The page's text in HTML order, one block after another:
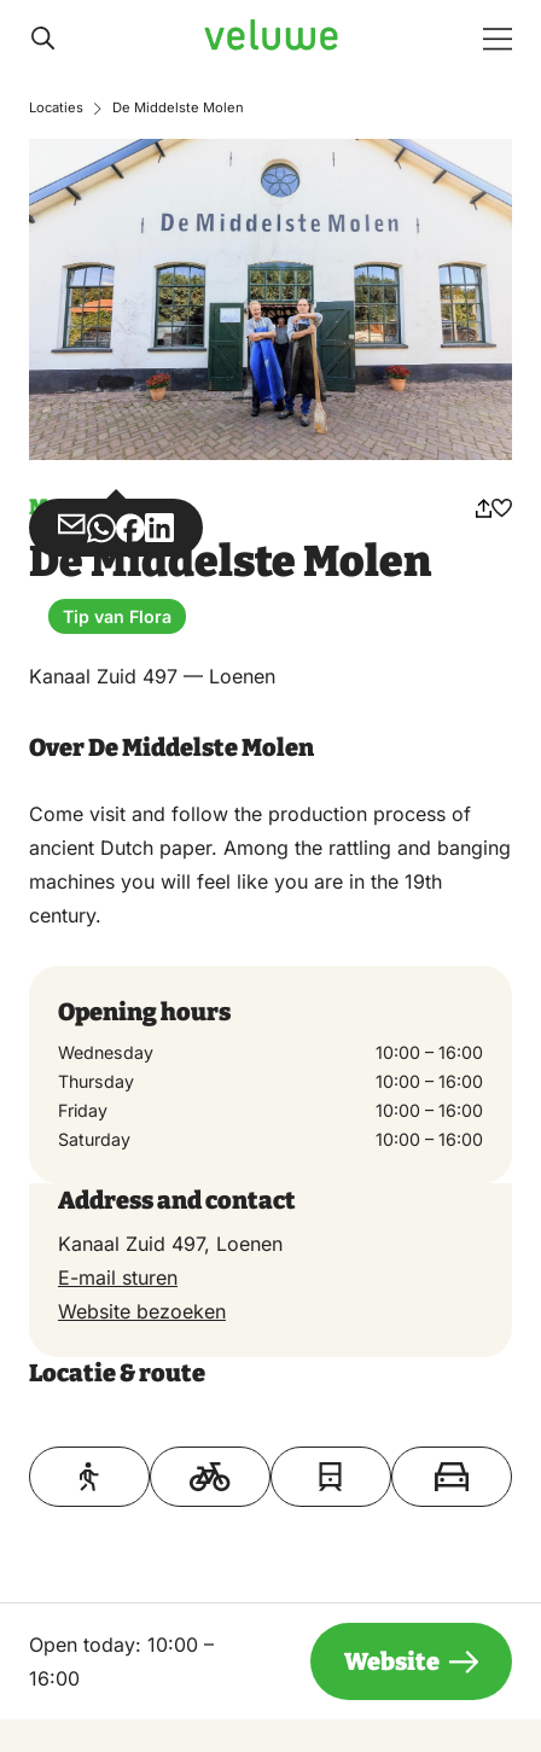
Veluwe
Locaties De Middelste Molen
Museum
Share
via
Email
Share
via
WhatsApp
Share
on
Facebook
Share
on
LinkedIn
De Middelste Molen
Tip van Flora
Kanaal Zuid 497 — Loenen
Over De Middelste Molen
Come visit and follow the production process of
ancient Dutch paper. Among the rattling and banging
machines you will feel like you are in the 19th
century.
Opening hours
Wednesday
10:00 – 16:00
Thursday
10:00 – 16:00
Friday
10:00 – 16:00
Saturday
10:00 – 16:00
Address and contact
Kanaal Zuid 497, Loenen
E-mail sturen
Website bezoeken
Locatie & route
Toon op kaart
Open today: 10:00 –
16:00
Website